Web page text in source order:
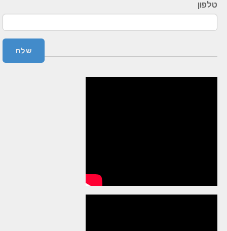
טלפון